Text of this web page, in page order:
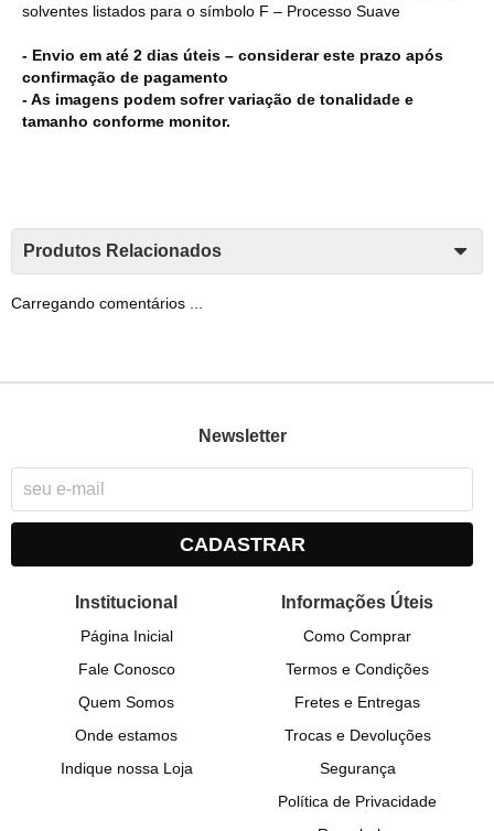
solventes listados para o símbolo F – Processo Suave
- Envio em até 2 dias úteis – considerar este prazo após
confirmação de pagamento
- As imagens podem sofrer variação de tonalidade e
tamanho conforme monitor.
Produtos Relacionados
Carregando comentários ...
Newsletter
CADASTRAR
Institucional
Página Inicial
Fale Conosco
Quem Somos
Onde estamos
Indique nossa Loja
Informações Úteis
Como Comprar
Termos e Condições
Fretes e Entregas
Trocas e Devoluções
Segurança
Política de Privacidade